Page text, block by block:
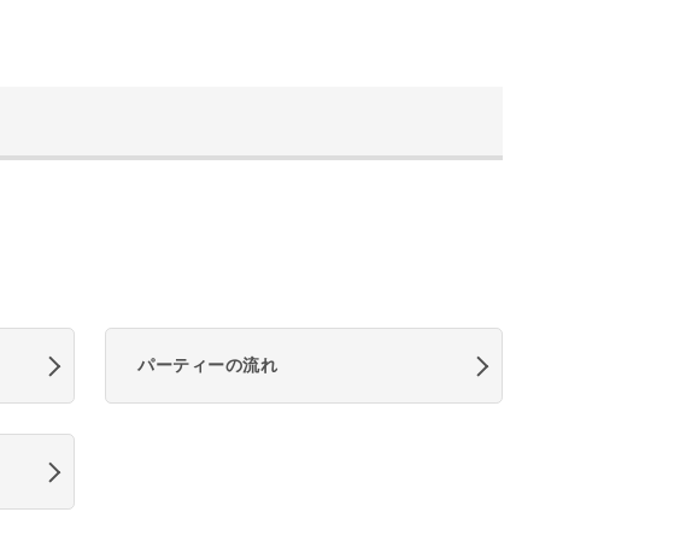
パーティーの流れ